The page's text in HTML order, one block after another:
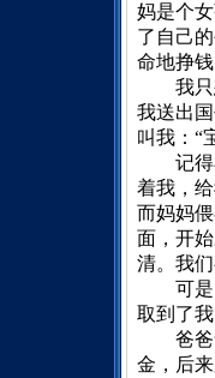
妈是个
了自己
命地挣
我只想
我送出
叫我：“
记得小
着我，
而妈妈
面，开
清。我们
可是，
取到了
爸爸含
金，后